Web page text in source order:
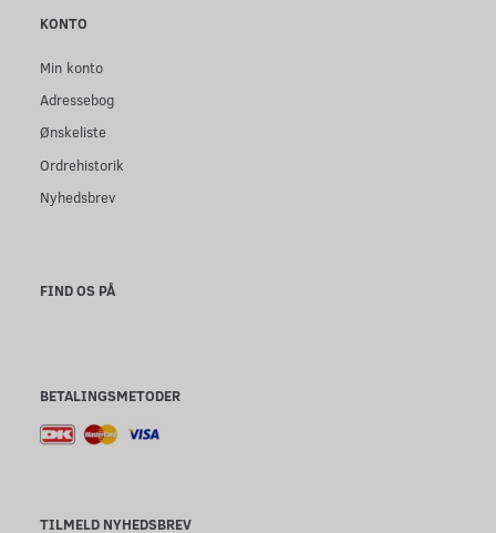
KONTO
Min konto
Adressebog
Ønskeliste
Ordrehistorik
Nyhedsbrev
FIND OS PÅ
BETALINGSMETODER
TILMELD NYHEDSBREV